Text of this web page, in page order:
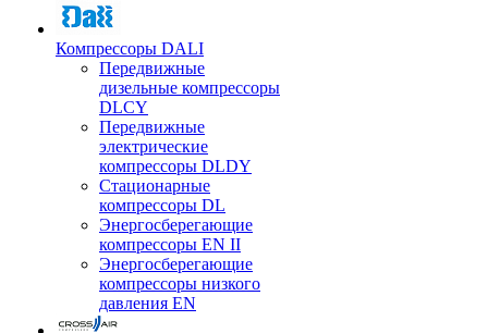
Компрессоры DALI
Передвижные
дизельные компрессоры
DLCY
Передвижные
электрические
компрессоры DLDY
Стационарные
компрессоры DL
Энергосберегающие
компрессоры EN II
Энергосберегающие
компрессоры низкого
давления EN